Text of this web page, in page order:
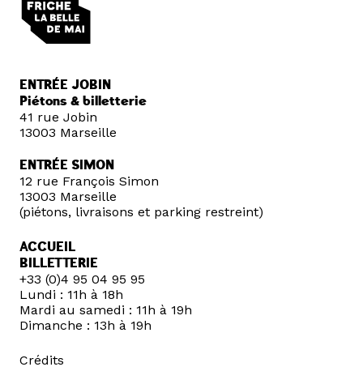
ENTRÉE JOBIN
Piétons & billetterie
41 rue Jobin
13003 Marseille
ENTRÉE SIMON
12 rue François Simon
13003 Marseille
(piétons, livraisons et parking restreint)
ACCUEIL
BILLETTERIE
+33 (0)4 95 04 95 95
Lundi : 11h à 18h
Mardi au samedi : 11h à 19h
Dimanche : 13h à 19h
Crédits